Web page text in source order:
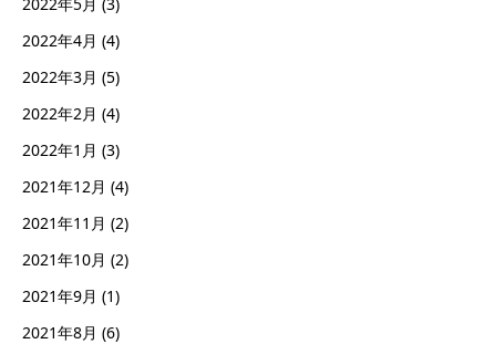
2022年4月 (4)
2022年3月 (5)
2022年2月 (4)
2022年1月 (3)
2021年12月 (4)
2021年11月 (2)
2021年10月 (2)
2021年9月 (1)
2021年8月 (6)